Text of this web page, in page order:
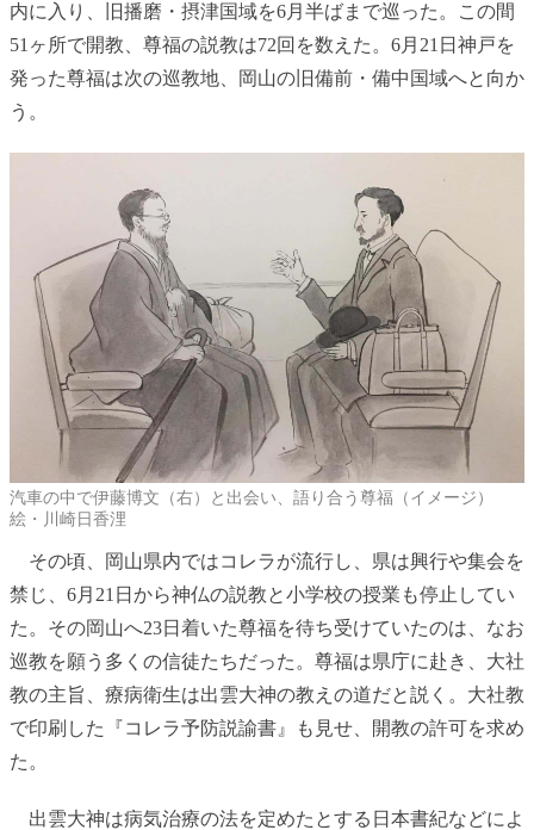
内に入り、旧播磨・摂津国域を6月半ばまで巡った。この間
51ヶ所で開教、尊福の説教は72回を数えた。6月21日神戸を
発った尊福は次の巡教地、岡山の旧備前・備中国域へと向か
う。
汽車の中で伊藤博文（右）と出会い、語り合う尊福（イメージ）
絵・川崎日香浬
その頃、岡山県内ではコレラが流行し、県は興行や集会を
禁じ、6月21日から神仏の説教と小学校の授業も停止してい
た。その岡山へ23日着いた尊福を待ち受けていたのは、なお
巡教を願う多くの信徒たちだった。尊福は県庁に赴き、大社
教の主旨、療病衛生は出雲大神の教えの道だと説く。大社教
で印刷した『コレラ予防説諭書』も見せ、開教の許可を求め
た。
出雲大神は病気治療の法を定めたとする日本書紀などによ